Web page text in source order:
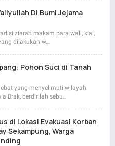
Di Bumi Jejama
ziarah makam para wali, kiai,
dilakukan w…
Pohon Suci di Tanah
yang menyelimuti wilayah
Brak, berdirilah sebu…
di Lokasi Evakuasi Korban
Sekampung, Warga